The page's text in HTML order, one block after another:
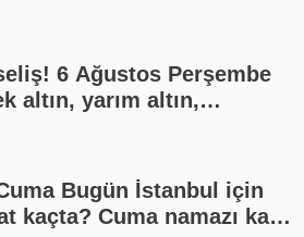
altın, yarım altın,
Bugün İstanbul için
kaçta? Cuma namazı kaç